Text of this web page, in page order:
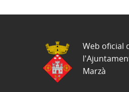
Web oficial
Marzà